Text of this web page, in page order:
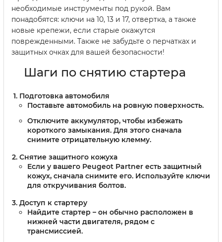
необходимые инструменты под рукой. Вам
понадобятся: ключи на 10, 13 и 17, отвертка, а также
новые крепежи, если старые окажутся
поврежденными. Также не забудьте о перчатках и
защитных очках для вашей безопасности!
Шаги по снятию стартера
Подготовка автомобиля
Поставьте автомобиль на ровную поверхность.
Отключите аккумулятор, чтобы избежать
короткого замыкания. Для этого сначала
снимите отрицательную клемму.
Снятие защитного кожуха
Если у вашего Peugeot Partner есть защитный
кожух, сначала снимите его. Используйте ключи
для откручивания болтов.
Доступ к стартеру
Найдите стартер – он обычно расположен в
нижней части двигателя, рядом с
трансмиссией.